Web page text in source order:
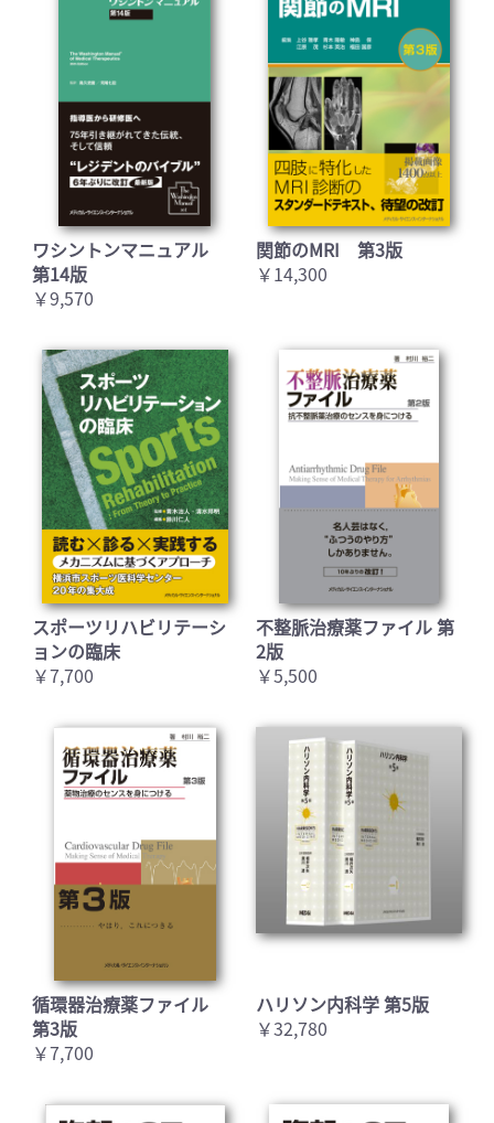
ワシントンマニュアル
第14版
￥9,570
関節のMRI 第3版
￥14,300
スポーツリハビリテーシ
ョンの臨床
￥7,700
不整脈治療薬ファイル 第
2版
￥5,500
循環器治療薬ファイル
第3版
￥7,700
ハリソン内科学 第5版
￥32,780